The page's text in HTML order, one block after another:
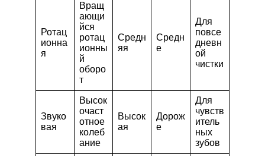
Ротац
ионна
я
Вращ
ающи
йся
ротац
ионны
й
оборо
т
Средн
яя
Средн
е
Для
повсе
дневн
ой
чистки
Звуко
вая
Высок
очаст
отное
колеб
ание
Высок
ая
Дорож
е
Для
чувств
итель
ных
зубов